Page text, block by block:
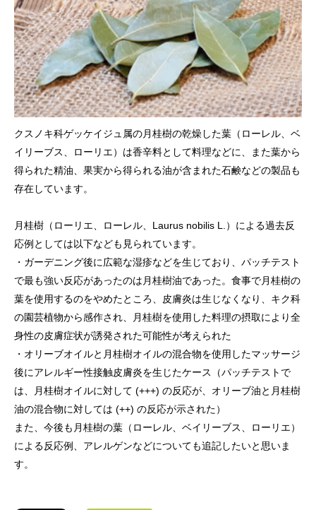
クスノキ科ゲッケイジュ属の月桂樹の乾燥した葉（ローレル、ベ
イリーブス、ローリエ）は香辛料として料理などに、また葉から
得られた精油、果実から得られる油が含まれた石鹸などの製品も
存在しています。
月桂樹（ローリエ、ローレル、Laurus nobilis L.）による過去反
応例としては以下なども見られています。
・ガーデニング後に広範な湿疹などを生じており、パッチテスト
で最も強い反応があったのは月桂樹油であった。食事で月桂樹の
葉を使用するのをやめたところ、皮膚炎は生じなくなり、キク科
の園芸植物から感作され、月桂樹を使用した料理の摂取により全
身性の皮膚症状が誘発された可能性が考えられた
・オリーブオイルと月桂樹オイルの混合物を使用したマッサージ
後にアレルギー性接触皮膚炎を生じたケース（パッチテストで
は、月桂樹オイルに対して (+++) の反応が、オリーブ油と月桂樹
油の混合物に対しては (++) の反応が示された）
また、今後も月桂樹の葉（ローレル、ベイリーブス、ローリエ）
による反応例、アレルゲンなどについても追記したいと思いま
す。